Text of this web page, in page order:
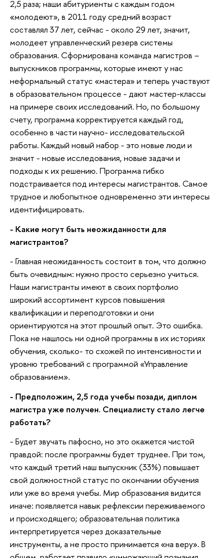
2,5 раза; наши абитуриенты с каждым годом
«молодеют», в 2011 году средний возраст
составлял 37 лет, сейчас - около 29 лет, значит,
молодеет управленческий резерв системы
образования. Сформирована команда магистров –
выпускников программы, которые имеют у нас
неформальный статус «мастера» и теперь участвуют
в образовательном процессе - дают мастер-классы
на примере своих исследований. Но, по большому
счету, программа корректируется каждый год,
особенно в части научно- исследовательской
работы. Каждый новый набор - это новые люди и
значит - новые исследования, новые задачи и
подходы к их решению. Программа гибко
подстраивается под интересы магистрантов. Самое
трудное и любопытное одновременно эти интересы
идентифицировать.
- Какие могут быть неожиданности для
магистрантов?
- Главная неожиданность состоит в том, что должно
быть очевидным: нужно просто серьезно учиться.
Наши магистранты имеют в своих портфолио
широкий ассортимент курсов повышения
квалификации и переподготовки и они
ориентируются на этот прошлый опыт. Это ошибка.
Пока не нашлось ни одной программы в их историях
обучения, сколько- то схожей по интенсивности и
уровню требований с программой «Управление
образованием».
- Предположим, 2,5 года учебы позади, диплом
магистра уже получен. Специалисту стало легче
работать?
- Будет звучать пафосно, но это окажется чистой
правдой: после программы будет труднее. При том,
что каждый третий наш выпускник (33%) повышает
свой должностной статус по окончании обучения
или уже во время учебы. Мир образования видится
иначе: появляется навык рефлексии переживаемого
и происходящего; образовательная политика
интерпретируется через доказательные
инструменты, а не просто принимается «на веру». В